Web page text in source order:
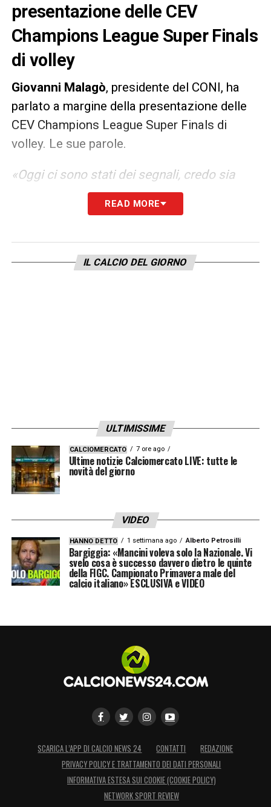
presentazione delle CEV
Champions League Super Finals
di volley
Giovanni Malagò, presidente del CONI, ha
parlato a margine della presentazione delle
CEV Champions League Super Finals di
volley. Le sue parole.
«Oggi ci sono stati dei segnali, credo sia
unanime il grido di dolore della pallavolo e di
altri sport indoor che sono in situazioni
alle riaperture con il pubblico. L’apertura del
READ MORE
IL CALCIO DEL GIORNO
ULTIMISSIME
CALCIOMERCATO 7 ore ago
Ultime notizie Calciomercato LIVE: tutte le
novità del giorno
VIDEO
HANNO DETTO 1 settimana ago Alberto Petrosilli
Bargiggia: «Mancini voleva solo la Nazionale. Vi
svelo cosa è successo davvero dietro le quinte
della FIGC. Campionato Primavera male del
calcio italiano» ESCLUSIVA e VIDEO
SCARICA L’APP DI CALCIO NEWS 24 CONTATTI
REDAZIONE
PRIVACY POLICY E TRATTAMENTO DEI DATI PERSONALI
INFORMATIVA ESTESA SUI COOKIE (COOKIE POLICY)
NETWORK SPORT REVIEW